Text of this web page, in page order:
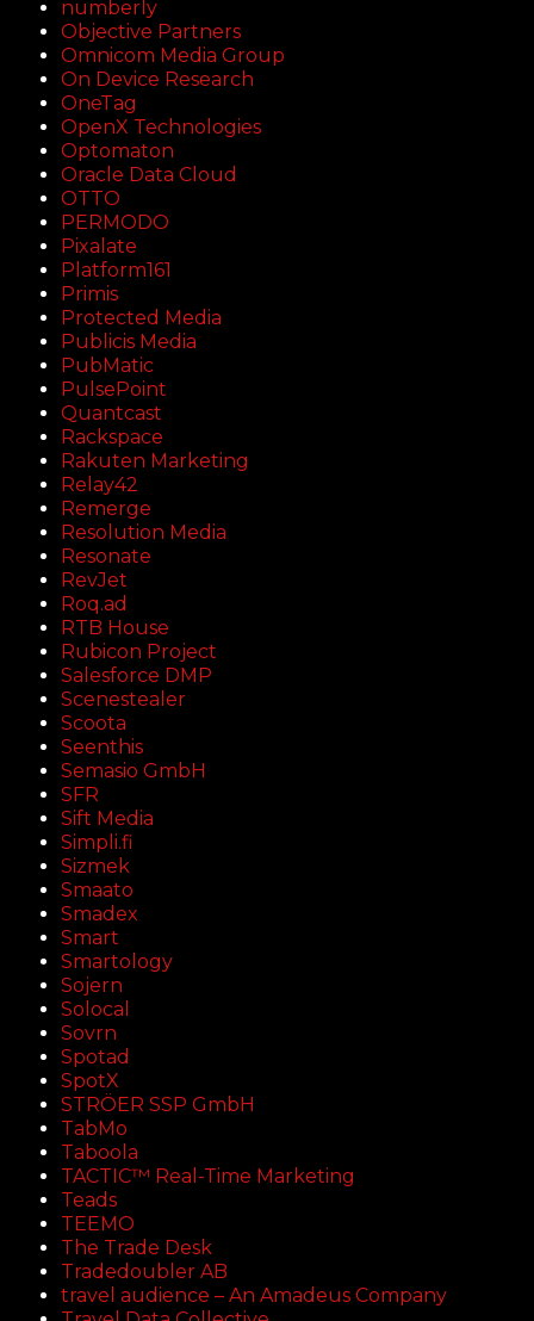
numberly
Objective Partners
Omnicom Media Group
On Device Research
OneTag
OpenX Technologies
Optomaton
Oracle Data Cloud
OTTO
PERMODO
Pixalate
Platform161
Primis
Protected Media
Publicis Media
PubMatic
PulsePoint
Quantcast
Rackspace
Rakuten Marketing
Relay42
Remerge
Resolution Media
Resonate
RevJet
Roq.ad
RTB House
Rubicon Project
Salesforce DMP
Scenestealer
Scoota
Seenthis
Semasio GmbH
SFR
Sift Media
Simpli.fi
Sizmek
Smaato
Smadex
Smart
Smartology
Sojern
Solocal
Sovrn
Spotad
SpotX
STRÖER SSP GmbH
TabMo
Taboola
TACTIC™ Real-Time Marketing
Teads
TEEMO
The Trade Desk
Tradedoubler AB
travel audience – An Amadeus Company